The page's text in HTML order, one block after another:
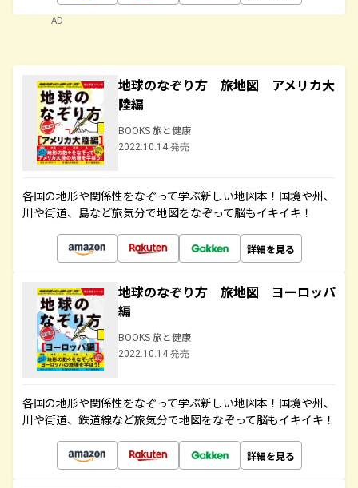
AD
地球のなぞり方 旅地図 アメリカ大
陸編
BOOKS 旅と健康
2022.10.14 発売
各国の地形や関係性をなぞって学ぶ新しい地図本！国境や州、
川や街道、島など旅気分で地図をなぞって脳もイキイキ！
詳細を見る
地球のなぞり方 旅地図 ヨーロッパ
編
BOOKS 旅と健康
2022.10.14 発売
各国の地形や関係性をなぞって学ぶ新しい地図本！国境や州、
川や街道、鉄道線など旅気分で地図をなぞって脳もイキイキ！
詳細を見る